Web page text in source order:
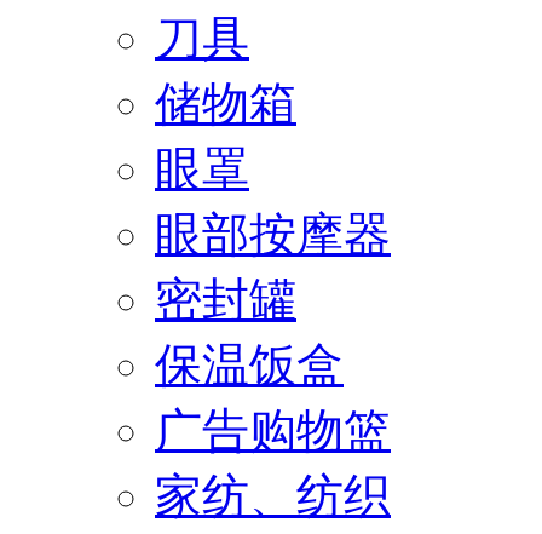
刀具
储物箱
眼罩
眼部按摩器
密封罐
保温饭盒
广告购物篮
家纺、纺织